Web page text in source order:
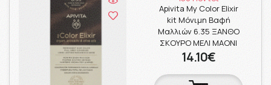
Apivita My Color Elixir
kit Μόνιμη Βαφή
Μαλλιών 6.35 ΞΑΝΘΟ
ΣΚΟΥΡΟ ΜΕΛΙ ΜΑΟΝΙ
14.10€